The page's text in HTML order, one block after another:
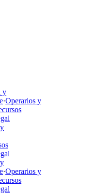
y
·Operarios y
·Operarios y